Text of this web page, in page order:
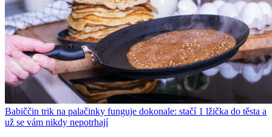
Babiččin trik na palačinky funguje dokonale: stačí 1 lžička do těsta a
už se vám nikdy nepotrhají